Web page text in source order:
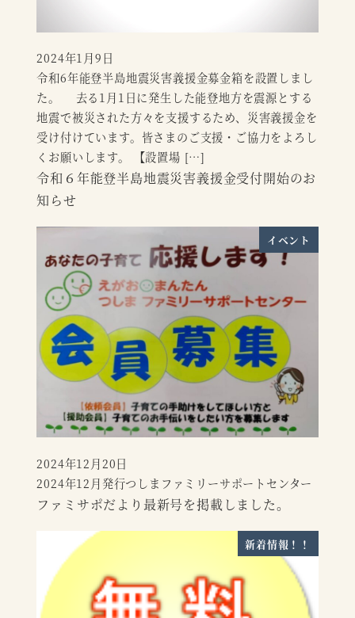
令和６年能登半島地震災害義援金受付開始のお
知らせ
令和6年能登半島地震災害義援金募金箱を設置しまし
た。 去る1月1日に発生した能登地方を震源とする
地震で被災された方々を支援するため、災害義援金を
受け付けています。皆さまのご支援・ご協力をよろし
くお願いします。 【設置場 […]
投稿日
2024年1月9日
イベント
ファミサポだより最新号を掲載しました。
2024年12月発行つしまファミリーサポートセンター
投稿日
2024年12月20日
新着情報！！